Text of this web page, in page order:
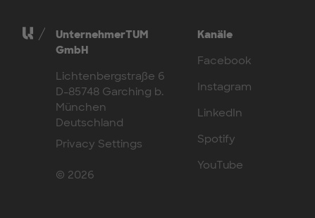
UnternehmerTUM
GmbH
Lichtenbergstraße 6
D-85748 Garching b.
München
Deutschland
Privacy Settings
© 2026
Kanäle
Facebook
Instagram
LinkedIn
Spotify
YouTube